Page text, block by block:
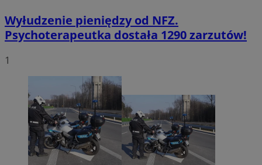
Wyłudzenie pieniędzy od NFZ.
Psychoterapeutka dostała 1290 zarzutów!
1